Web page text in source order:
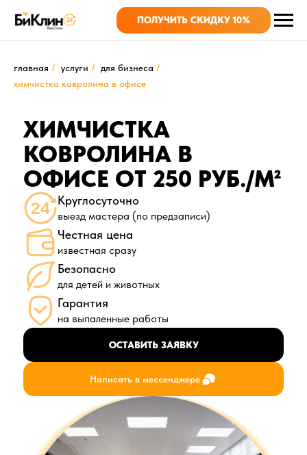
ПОЛУЧИТЬ СКИДКУ 10%
главная / услуги / для бизнеса /
химчистка ковролина в офисе
ХИМЧИСТКА
КОВРОЛИНА В
ОФИСЕ ОТ 250 РУБ./М²
Круглосуточно
выезд мастера (по предзаписи)
Честная цена
известная сразу
Безопасно
для детей и животных
Гарантия
на выпаленные работы
ОСТАВИТЬ ЗАЯВКУ
Написать в мессенджере